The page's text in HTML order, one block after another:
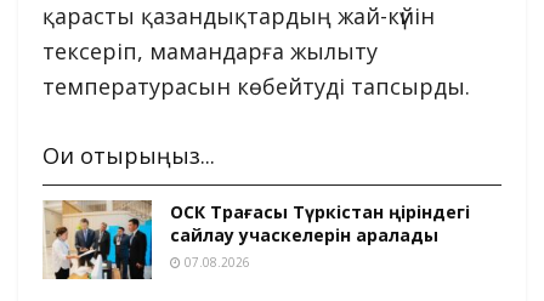
қарасты қазандықтардың жай-күйін
тексеріп, мамандарға жылыту
температурасын көбейтуді тапсырды.
Оқи отырыңыз...
ОСК Төрағасы Түркістан өңіріндегі
сайлау учаскелерін аралады
07.08.2026